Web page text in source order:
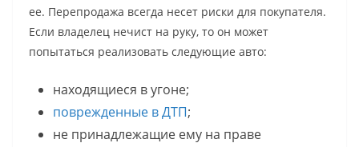
ее. Перепродажа всегда несет риски для покупателя.
Если владелец нечист на руку, то он может
попытаться реализовать следующие авто:
находящиеся в угоне;
поврежденные в ДТП;
не принадлежащие ему на праве